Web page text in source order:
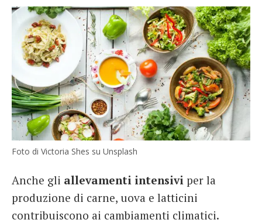
Foto di Victoria Shes su Unsplash
Anche gli allevamenti intensivi per la
produzione di carne, uova e latticini
contribuiscono ai cambiamenti climatici.